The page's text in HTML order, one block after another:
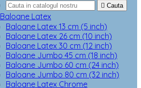
 Cauta
Baloane Latex
Baloane Latex 13 cm (5 inch)
Baloane Latex 26 cm (10 inch)
Baloane Latex 30 cm (12 inch)
Baloane Jumbo 45 cm (18 inch)
Baloane Jumbo 60 cm (24 inch)
Baloane Jumbo 80 cm (32 inch)
Baloane Latex Chrome